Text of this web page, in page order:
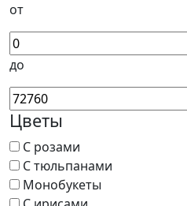
от
до
Цветы
С розами
С тюльпанами
Монобукеты